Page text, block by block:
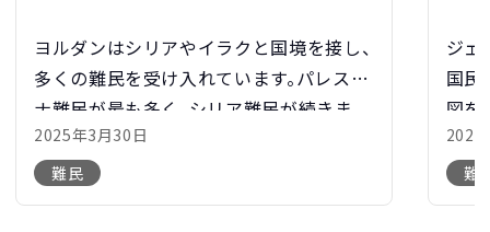
ヨルダンはシリアやイラクと国境を接し、
多くの難民を受け入れています。パレスチ
ナ難民が最も多く、シリア難民が続きま
す。日本も支援を行い、現地で困難な状況
にある子どもたちに支援を届けています。
中東のヨ […]
2025年3月30日
難民
ジェ
国民
図を
連条
背景
と
2025
難